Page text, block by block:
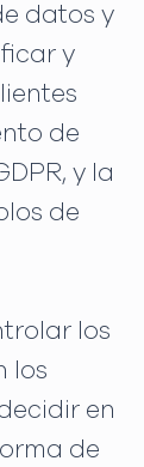
datos y
y
de
y la
de
los
los
en
de